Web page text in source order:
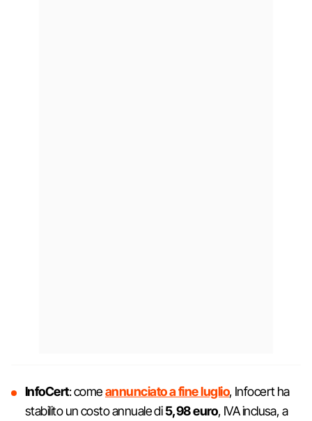
InfoCert: comeannunciato a fine luglio, Infocert ha
stabilito un costo annuale di5,98 euro, IVA inclusa, a